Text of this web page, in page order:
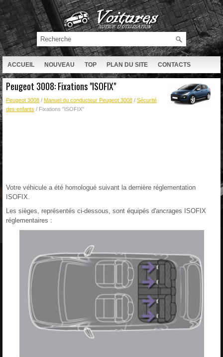
ACCUEIL NOUVEAU TOP PLAN DU SITE CONTACTS
RECHERCHE
Peugeot 3008: Fixations "ISOFIX"
Peugeot 3008 / Manuel du conducteur Peugeot 3008 / Sécurité
des enfants / Fixations "ISOFIX"
Votre véhicule a été homologué suivant la dernière réglementation
ISOFIX.
Les sièges, représentés ci-dessous, sont équipés d'ancrages ISOFIX
réglementaires :